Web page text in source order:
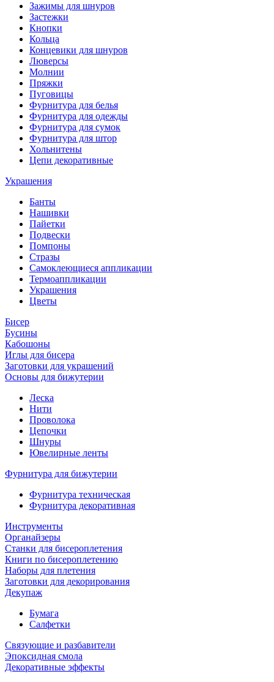
Зажимы для шнуров
Застежки
Кнопки
Кольца
Концевики для шнуров
Люверсы
Молнии
Пряжки
Пуговицы
Фурнитура для белья
Фурнитура для одежды
Фурнитура для сумок
Фурнитура для штор
Хольнитены
Цепи декоративные
Украшения
Банты
Нашивки
Пайетки
Подвески
Помпоны
Стразы
Самоклеющиеся аппликации
Термоаппликации
Украшения
Цветы
Бисер
Бусины
Кабошоны
Иглы для бисера
Заготовки для украшений
Основы для бижутерии
Леска
Нити
Проволока
Цепочки
Шнуры
Ювелирные ленты
Фурнитура для бижутерии
Фурнитура техническая
Фурнитура декоративная
Инструменты
Органайзеры
Станки для бисероплетения
Книги по бисероплетению
Наборы для плетения
Заготовки для декорирования
Декупаж
Бумага
Салфетки
Связующие и разбавители
Эпоксидная смола
Декоративные эффекты